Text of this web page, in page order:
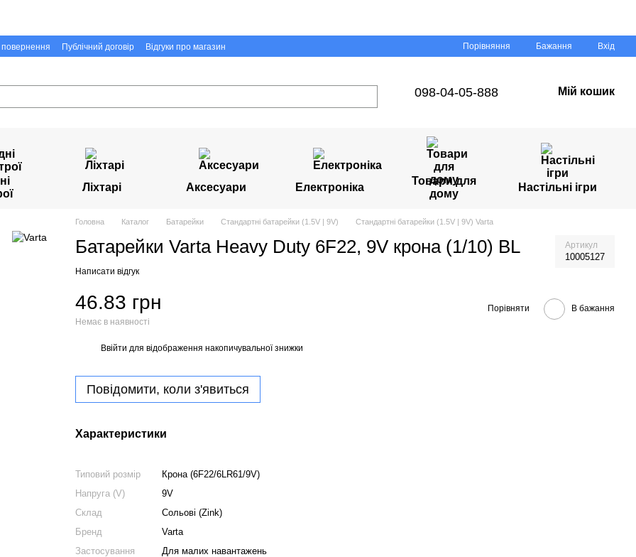
Публічний договір Відгуки про магазин Порівняння Бажання Вхід
098-04-05-888 Мій кошик
Ліхтарі Аксесуари Електроніка
Товари для
дому
Настільні ігри
Головна Каталог Батарейки Стандартні батарейки (1.5V | 9V) Стандартні батарейки (1.5V | 9V) Varta
Батарейки Varta Heavy Duty 6F22, 9V крона (1/10) BL Артикул
10005127
Написати відгук
46.83 грн
Немає в наявності
Порівняти В бажання
Ввійти для відображення накопичувальної знижки
Повідомити, коли з'явиться
Характеристики
Типовий розмір
Крона (6F22/6LR61/9V)
Напруга (V)
9V
Склад
Сольові (Zink)
Бренд
Varta
Застосування
Для малих навантажень